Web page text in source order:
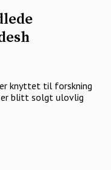
knyttet til forskning
er blitt solgt ulovlig